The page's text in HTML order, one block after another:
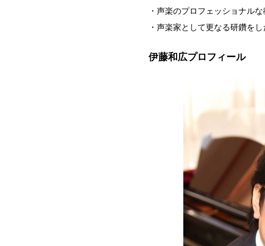
・声楽のプロフェッショナル
・声楽家として更なる研鑽をし
伊藤和広プロフィール